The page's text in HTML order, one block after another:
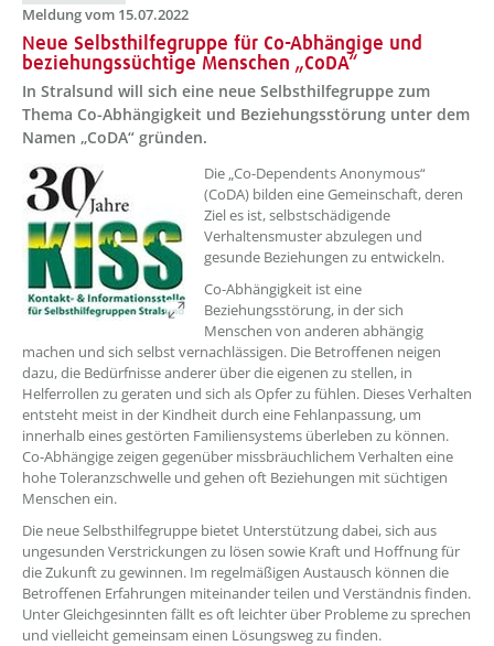
Meldung vom 15.07.2022
Neue Selbsthilfegruppe für Co-Abhängige und
beziehungssüchtige Menschen „CoDA“
In Stralsund will sich eine neue Selbsthilfegruppe zum
Thema Co-Abhängigkeit und Beziehungsstörung unter dem
Namen „CoDA“ gründen.
??? absaetzeOben[1]/titel ???
Die „Co-Dependents Anonymous“
(CoDA) bilden eine Gemeinschaft, deren
Ziel es ist, selbstschädigende
Verhaltensmuster abzulegen und
gesunde Beziehungen zu entwickeln.
Co-Abhängigkeit ist eine
Beziehungsstörung, in der sich
Menschen von anderen abhängig
machen und sich selbst vernachlässigen. Die Betroffenen neigen
dazu, die Bedürfnisse anderer über die eigenen zu stellen, in
Helferrollen zu geraten und sich als Opfer zu fühlen. Dieses Verhalten
entsteht meist in der Kindheit durch eine Fehlanpassung, um
innerhalb eines gestörten Familiensystems überleben zu können.
Co-Abhängige zeigen gegenüber missbräuchlichem Verhalten eine
hohe Toleranzschwelle und gehen oft Beziehungen mit süchtigen
Menschen ein.
Die neue Selbsthilfegruppe bietet Unterstützung dabei, sich aus
ungesunden Verstrickungen zu lösen sowie Kraft und Hoffnung für
die Zukunft zu gewinnen. Im regelmäßigen Austausch können die
Betroffenen Erfahrungen miteinander teilen und Verständnis finden.
Unter Gleichgesinnten fällt es oft leichter über Probleme zu sprechen
und vielleicht gemeinsam einen Lösungsweg zu finden.